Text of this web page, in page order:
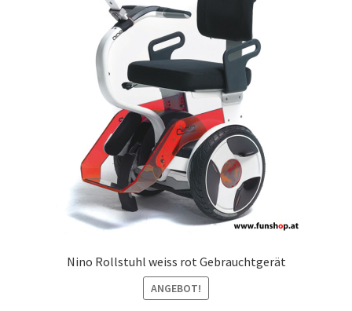
Nino Rollstuhl weiss rot Gebrauchtgerät
ANGEBOT!